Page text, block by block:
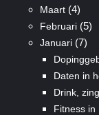
Maart(4)
Februari(5)
Januari(7)
Daten in
Drink,
Fitness in